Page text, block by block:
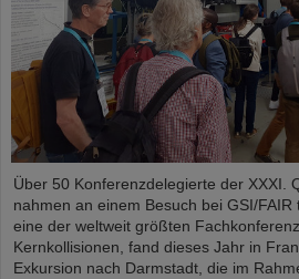
Über 50 Konferenzdelegierte der XXXI.
nahmen an einem Besuch bei GSI/FAIR
eine der weltweit größten
Kernkollisionen, fand dieses Jahr in
Exkursion nach Darmstadt, die im